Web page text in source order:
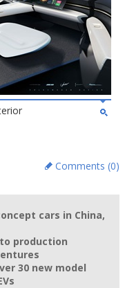
Comments (0)
cars in China,
production
30 new model